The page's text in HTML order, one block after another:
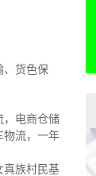
、货色保
，电商仓储
物流，一年
真族村民基